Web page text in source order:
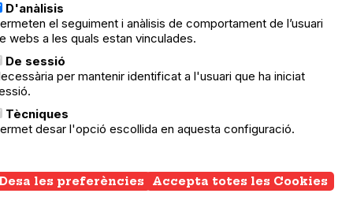
organitzadors.
D'anàlisis
el seguiment i anàlisis de comportament de l’usuari
webs a les quals estan vinculades.
De sessió
per mantenir identificat a l'usuari que ha iniciat
Tècniques
desar l'opció escollida en aquesta configuració.
les preferències Accepta totes les Cookies